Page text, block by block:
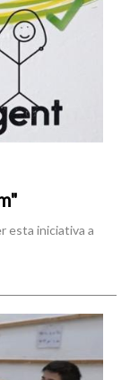
esta iniciativa a